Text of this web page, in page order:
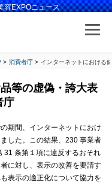
容EXPOニュース
消費者庁 インターネットにおける
等の虚偽・誇大表
庁
期間、インターネットにおけ
した。この結果、230 事業者
31 条第１項に違反するおそれ
に対し、表示の改善を要請す
表示の適正化について協力を